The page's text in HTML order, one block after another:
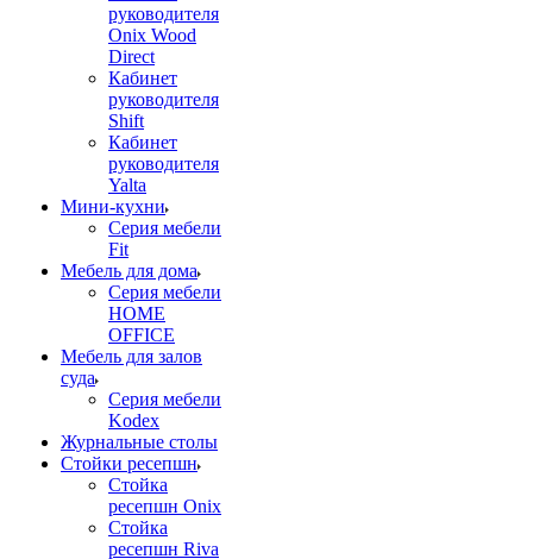
руководителя
Onix Wood
Direct
Кабинет
руководителя
Shift
Кабинет
руководителя
Yalta
Мини-кухни
Серия мебели
Fit
Мебель для дома
Серия мебели
HOME
OFFICE
Мебель для залов
суда
Серия мебели
Kodex
Журнальные столы
Стойки ресепшн
Стойка
ресепшн Onix
Стойка
ресепшн Riva